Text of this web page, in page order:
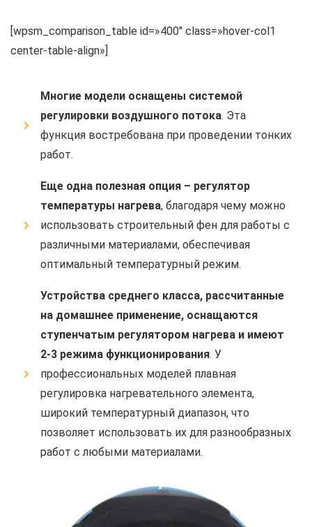
[wpsm_comparison_table id=»400″ class=»hover-col1
center-table-align»]
Многие модели оснащены системой
регулировки воздушного потока. Эта
функция востребована при проведении тонких
работ.
Еще одна полезная опция – регулятор
температуры нагрева, благодаря чему можно
использовать строительный фен для работы с
различными материалами, обеспечивая
оптимальный температурный режим.
Устройства среднего класса, рассчитанные
на домашнее применение, оснащаются
ступенчатым регулятором нагрева и имеют
2-3 режима функционирования. У
профессиональных моделей плавная
регулировка нагревательного элемента,
широкий температурный диапазон, что
позволяет использовать их для разнообразных
работ с любыми материалами.